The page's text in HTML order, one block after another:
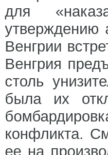
для
утверждению
Венгрии
Венгрия
столь
была их
конфликта.
ее на